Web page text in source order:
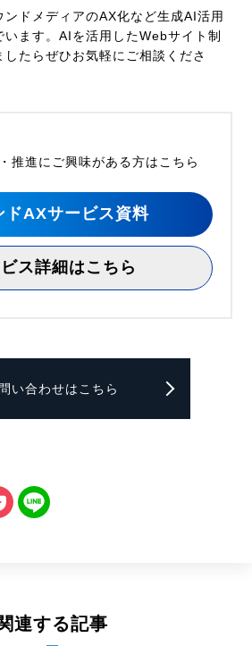
ドメディアのAX化など生成AI活用
ます。AIを活用したWebサイト制
たらぜひお気軽にご相談くださ
推進にご興味がある方はこちら
ドAXサービス資料
ス詳細はこちら
い合わせはこちら
連する記事